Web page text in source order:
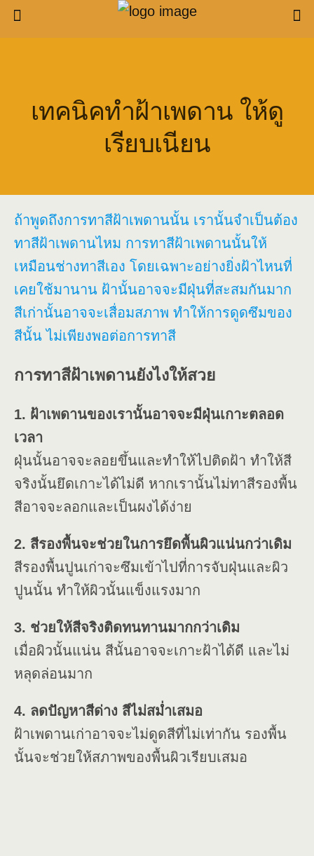
เทคนิคทำฝ้าเพดาน ให้ดู
เรียบเนียน
ถ้าพูดถึงการทาสีฝ้าเพดานนั้น เรานั้นจำเป็นต้อง
ทาสีฝ้าเพดานไหม การทาสีฝ้าเพดานนั้นให้
เหมือนช่างทาสีเอง โดยเฉพาะอย่างยิ่งฝ้าไหนที่
เคยใช้มานาน ฝ้านั้นอาจจะมีฝุ่นที่สะสมกันมาก
สีเก่านั้นอาจจะเสื่อมสภาพ ทำให้การดูดซึมของ
สีนั้น ไม่เพียงพอต่อการทาสี
การทาสีฝ้าเพดานยังไงให้สวย
1. ฝ้าเพดานของเรานั้นอาจจะมีฝุ่นเกาะตลอด
เวลา
ฝุ่นนั้นอาจจะลอยขึ้นและทำให้ไปติดฝ้า ทำให้สี
จริงนั้นยึดเกาะได้ไม่ดี หากเรานั้นไม่ทาสีรองพื้น
สีอาจจะลอกและเป็นผงได้ง่าย
2. สีรองพื้นจะช่วยในการยึดพื้นผิวแน่นกว่าเดิม
สีรองพื้นปูนเก่าจะซึมเข้าไปที่การจับฝุ่นและผิว
ปูนนั้น ทำให้ผิวนั้นแข็งแรงมาก
3. ช่วยให้สีจริงติดทนทานมากกว่าเดิม
เมื่อผิวนั้นแน่น สีนั้นอาจจะเกาะฝ้าได้ดี และไม่
หลุดล่อนมาก
4. ลดปัญหาสีด่าง สีไม่สม่ำเสมอ
ฝ้าเพดานเก่าอาจจะไม่ดูดสีที่ไม่เท่ากัน รองพื้น
นั้นจะช่วยให้สภาพของพื้นผิวเรียบเสมอ